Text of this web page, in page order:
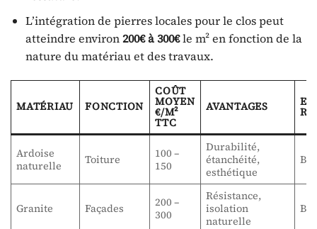
L’intégration de pierres locales pour le clos peut
atteindre environ200€ à 300€le m² en fonction de la
nature du matériau et des travaux.
MATÉRIAU FONCTION
COÛT
MOYEN
€/M²
TTC
AVANTAGES
Ardoise
naturelle
Toiture
100 –
150
Durabilité,
étanchéité,
esthétique
Granite Façades
200 –
300
Résistance,
isolation
naturelle